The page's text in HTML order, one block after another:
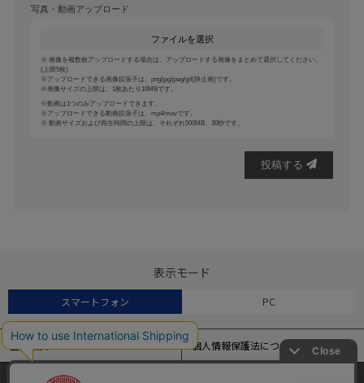
写真・動画アップロード
ファイルを選択
画像を複数枚アップロードする場合は、アップロードする画像をまとめて選択してください。
(上限5枚)
アップロードできる画像拡張子は、png/jpg/jpeg/gif(静止画)です。
画像サイズの上限は、1枚あたり10MBです。
動画は1つのみアップロードできます。
アップロードできる動画拡張子は、mp4/movです。
動画サイズおよび再生時間の上限は、それぞれ500MB、30秒です。
投稿する
表示モード
スマートフォン PC
個人情報保護法について
特定商取引法に基づく表記